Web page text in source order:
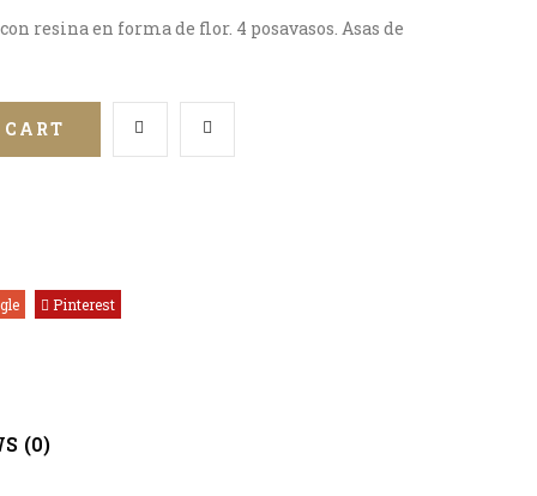
resina en forma de flor. 4 posavasos. Asas de
Pinterest
(0)